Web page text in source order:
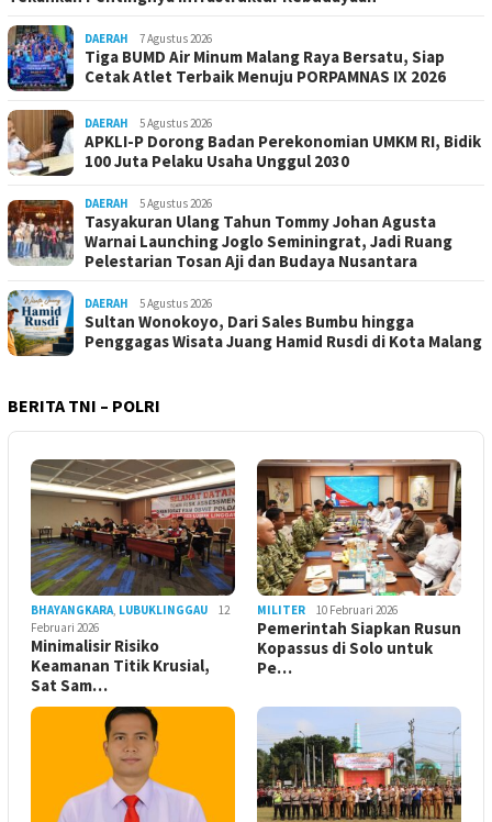
DAERAH 7 Agustus 2026
Tiga BUMD Air Minum Malang Raya Bersatu, Siap
Cetak Atlet Terbaik Menuju PORPAMNAS IX 2026
DAERAH 5 Agustus 2026
APKLI-P Dorong Badan Perekonomian UMKM RI, Bidik
100 Juta Pelaku Usaha Unggul 2030
DAERAH 5 Agustus 2026
Tasyakuran Ulang Tahun Tommy Johan Agusta
Warnai Launching Joglo Seminingrat, Jadi Ruang
Pelestarian Tosan Aji dan Budaya Nusantara
DAERAH 5 Agustus 2026
Sultan Wonokoyo, Dari Sales Bumbu hingga
Penggagas Wisata Juang Hamid Rusdi di Kota Malang
BERITA TNI – POLRI
BHAYANGKARA, LUBUKLINGGAU
12
Februari 2026
Minimalisir Risiko
Keamanan Titik Krusial,
Sat Sam…
MILITER 10 Februari 2026
Pemerintah Siapkan Rusun
Kopassus di Solo untuk
Pe…